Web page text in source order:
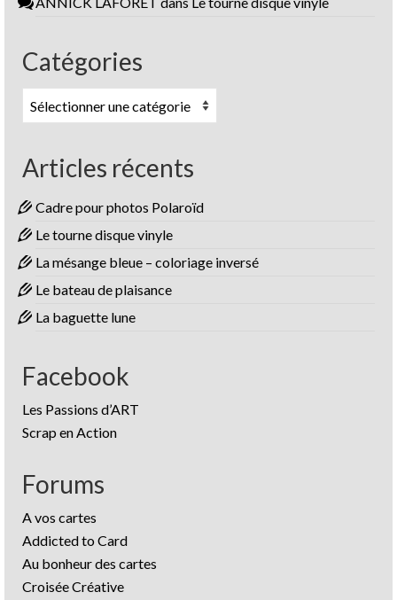
Catégories
Catégories
Articles récents
Cadre pour photos Polaroïd
Le tourne disque vinyle
La mésange bleue – coloriage inversé
Le bateau de plaisance
La baguette lune
Facebook
Les Passions d’ART
Scrap en Action
Forums
A vos cartes
Addicted to Card
Au bonheur des cartes
Croisée Créative